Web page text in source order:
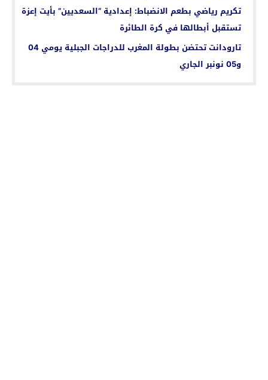
تكريم رياضي بطعم الانضباط: إعدادية “السعديين” بأيت إعزة
تستقبل أبطالها في كرة الطائرة
تارودانت تحتضن بطولة المغرب للدراجات الجبلية يومي 04
و05 نونبر الجاري